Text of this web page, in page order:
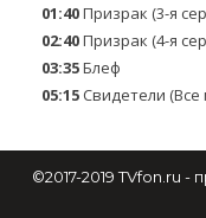
01:40Призрак (3-я
02:40Призрак (4-я
03:35Блеф
05:15Свидетели (Все
©2017-2019 TVfon.ru